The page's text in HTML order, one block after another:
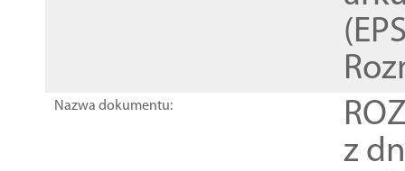
Nazwa dokumentu:
z